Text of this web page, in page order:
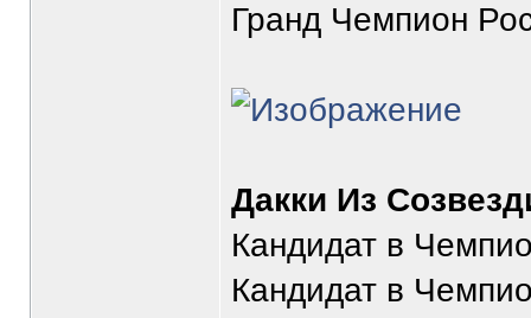
Гранд Чемпион
Дакки Из
Кандидат в
Кандидат в